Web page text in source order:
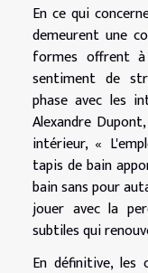
En ce qui
demeurent une
formes offrent
sentiment de
phase avec les
Alexandre
intérieur, «
tapis de bain
bain sans pour
jouer avec la
subtiles qui
En définitive,